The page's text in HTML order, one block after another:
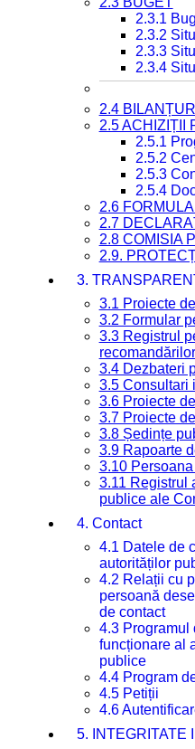
2.3.1
2.3.2
2.3.3
2.3.4
2.4
2.5 ACHIZIȚII
2.5.1
2.5.2
2.5.3
2.5.4
2.6
2.7
2.8 COMISIA
2.9.
3.
3.1 Proiecte
3.2 Formular
3.3 Registrul
recomandărilor
3.4 Dezbateri
3.5 Consultari
3.6 Proiecte
3.7 Proiecte
3.8 Ședințe
3.9 Rapoarte
3.10
3.11 Registrul
publice ale
4. Contact
4.1 Datele de
autorităților
4.2 Relații cu
persoană
de contact
4.3 Programul
funcționare al
publice
4.4 Program
4.5 Petiții
4.6
5. INTEGRITATE